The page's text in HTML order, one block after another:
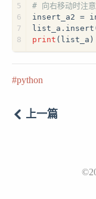
5
6
7
8
# 向右移动时注
insert_a2 =
print
python
上一篇